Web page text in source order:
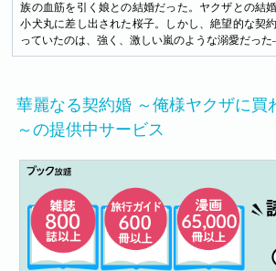
族の血筋を引く娘との結婚だった。ヤクザとの結
小犬丸に差し出された桜子。しかし、絶望的な契
っていたのは、強く、激しい嵐のような溺愛だっ
華麗なる契約婚 ～俺様ヤクザに買
～の提供中サービス